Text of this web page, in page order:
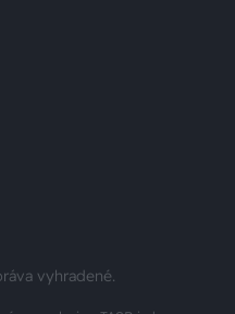
vyhradené.